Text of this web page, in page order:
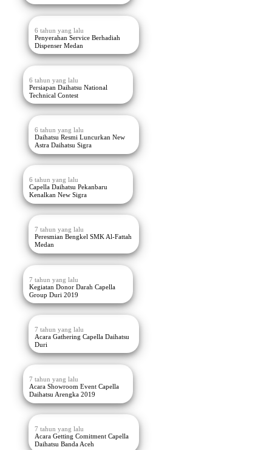
6 tahun yang lalu
Penyerahan Service Berhadiah
Dispenser Medan
6 tahun yang lalu
Persiapan Daihatsu National
Technical Contest
6 tahun yang lalu
Daihatsu Resmi Luncurkan New
Astra Daihatsu Sigra
6 tahun yang lalu
Capella Daihatsu Pekanbaru
Kenalkan New Sigra
7 tahun yang lalu
Peresmian Bengkel SMK Al-Fattah
Medan
7 tahun yang lalu
Kegiatan Donor Darah Capella
Group Duri 2019
7 tahun yang lalu
Acara Gathering Capella Daihatsu
Duri
7 tahun yang lalu
Acara Showroom Event Capella
Daihatsu Arengka 2019
7 tahun yang lalu
Acara Getting Comitment Capella
Daihatsu Banda Aceh